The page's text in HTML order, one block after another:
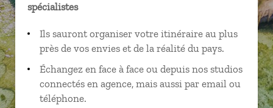
spécialistes
Ils sauront organiser votre itinéraire au plus
près de vos envies et de la réalité du pays.
Échangez en face à face ou depuis nos studios
connectés en agence, mais aussi par email ou
téléphone.